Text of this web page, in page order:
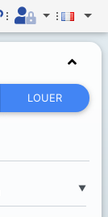
LOUER
▼